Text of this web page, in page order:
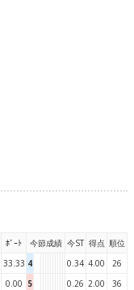
ﾎﾞｰﾄ 今節成績 今ST 得点 順位
33.33 4 0.34 4.00
26
0.00 5 0.26 2.00
36